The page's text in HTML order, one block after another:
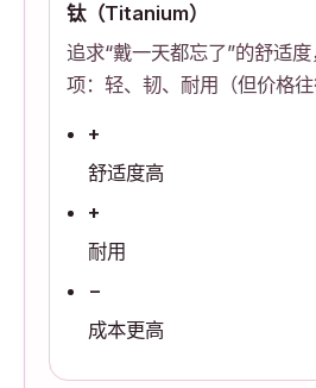
钛（Titanium）
追求“戴一天都忘了”的舒适
项：轻、韧、耐用（但价格往
+
舒适度高
+
耐用
−
成本更高